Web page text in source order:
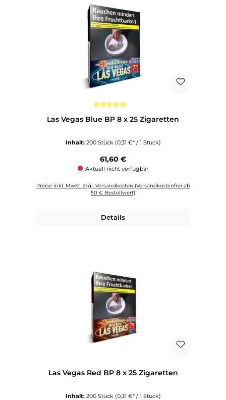
Las Vegas Blue BP 8 x 25 Zigaretten
Inhalt: 200 Stück (0,31 €* / 1 Stück)
Regulärer Preis:
61,60 €
Aktuell nicht verfügbar
Preise inkl. MwSt. zzgl. Versandkosten (Versandkostenfrei ab
50 € Bestellwert)
Details
Las Vegas Red BP 8 x 25 Zigaretten
Inhalt: 200 Stück (0,31 €* / 1 Stück)